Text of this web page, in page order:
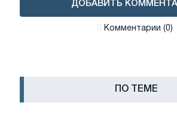
ДОБАВИТЬ
Комментарии (0)
ПО ТЕМЕ